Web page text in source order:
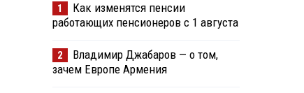
1
Как изменятся пенсии
работающих пенсионеров с 1 августа
2
Владимир Джабаров — о том,
зачем Европе Армения